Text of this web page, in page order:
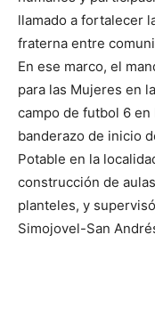
llamado a fortalecer
fraterna entre
En ese marco, el
para las Mujeres en
campo de futbol 6 en
banderazo de inicio
Potable en la
construcción de
planteles, y
Simojovel-San